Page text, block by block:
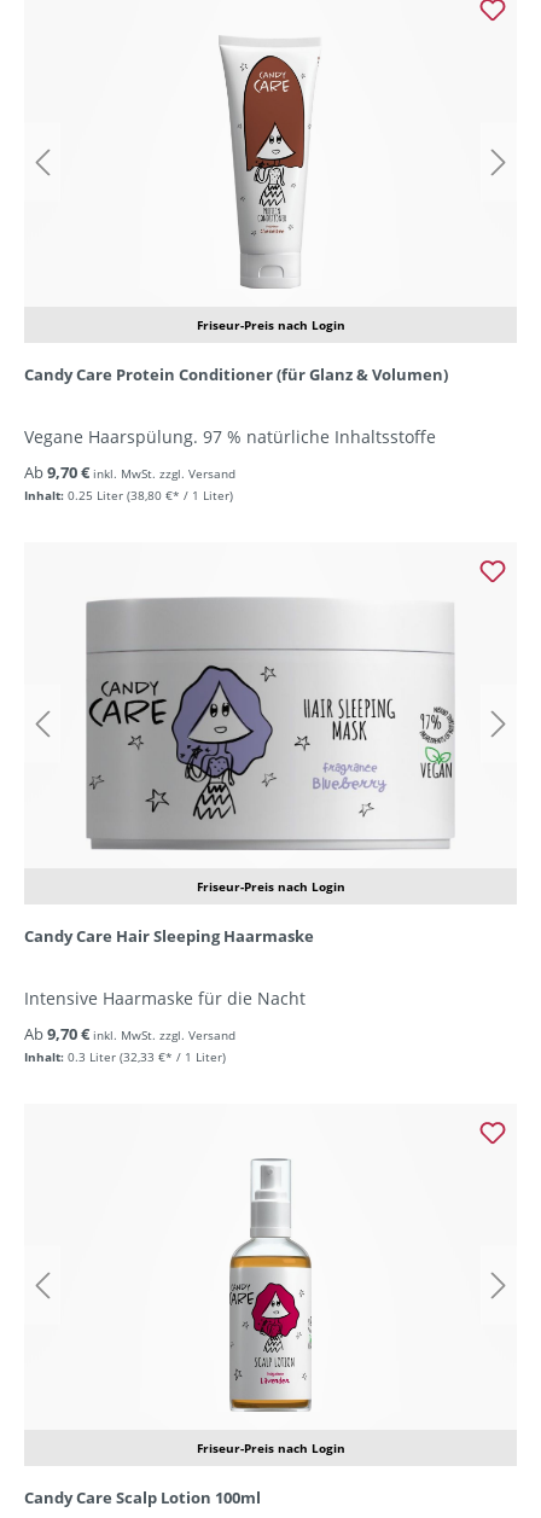
Friseur-Preis nach Login
Candy Care Protein Conditioner (für Glanz & Volumen)
Vegane Haarspülung. 97 % natürliche Inhaltsstoffe
Inhalt: 0.25 Liter (38,80 €* / 1 Liter)
Ab9,70 € inkl. MwSt. zzgl. Versand
Friseur-Preis nach Login
Candy Care Hair Sleeping Haarmaske
Intensive Haarmaske für die Nacht
Inhalt: 0.3 Liter (32,33 €* / 1 Liter)
Ab9,70 € inkl. MwSt. zzgl. Versand
Friseur-Preis nach Login
Candy Care Scalp Lotion 100ml